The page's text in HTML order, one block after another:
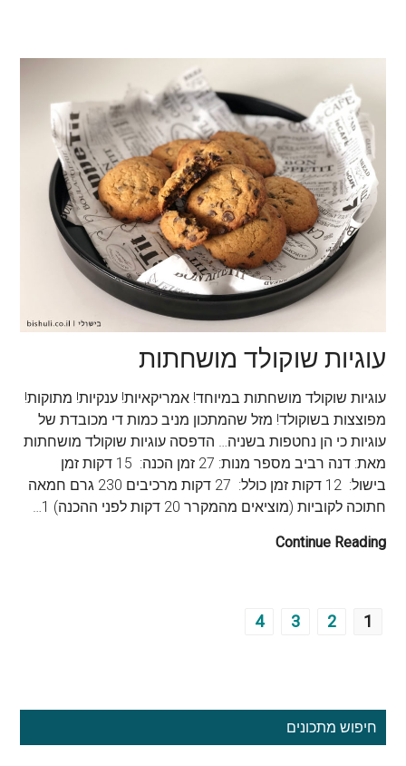
עוגיות שוקולד מושחתות
עוגיות שוקולד מושחתות במיוחד! אמריקאיות! ענקיות! מתוקות!
מפוצצות בשוקולד! מזל שהמתכון מניב כמות די מכובדת של
עוגיות כי הן נחטפות בשניה… הדפסה עוגיות שוקולד מושחתות
מאת: דנה רביב מספר מנות: 27 זמן הכנה: 15 דקות זמן
בישול: 12 דקות זמן כולל: 27 דקות מרכיבים 230 גרם חמאה
חתוכה לקוביות (מוציאים מהמקרר 20 דקות לפני ההכנה) 1…
Continue Reading
1
2
3
4
סרגל
חיפוש מתכונים